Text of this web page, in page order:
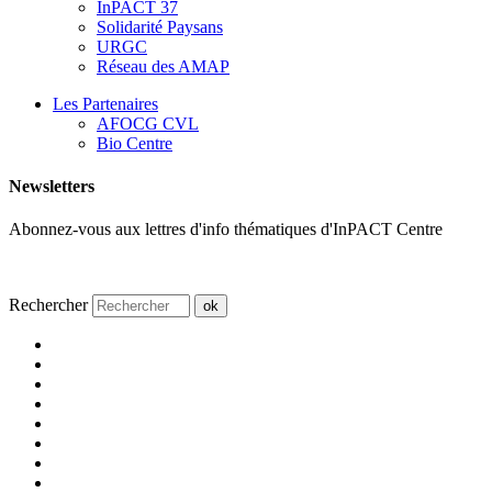
InPACT 37
Solidarité Paysans
URGC
Réseau des AMAP
Les Partenaires
AFOCG CVL
Bio Centre
Newsletters
Abonnez-vous aux lettres d'info thématiques d'InPACT Centre
Rechercher ok